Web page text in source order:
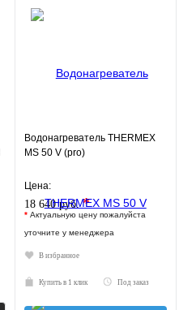
Водонагреватель THERMEX
MS 50 V (pro)
Цена:
18 640 руб.*
* Актуальную цену пожалуйста
уточните у менеджера
В избранное
Купить в 1 клик Под заказ